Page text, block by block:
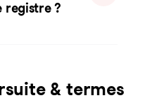
registre ?
& termes